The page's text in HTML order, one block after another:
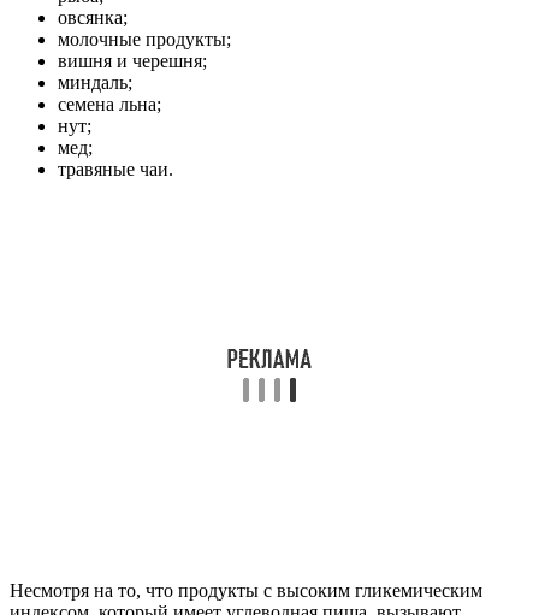
овсянка;
молочные продукты;
вишня и черешня;
миндаль;
семена льна;
нут;
мед;
травяные чаи.
Несмотря на то, что продукты с высоким гликемическим